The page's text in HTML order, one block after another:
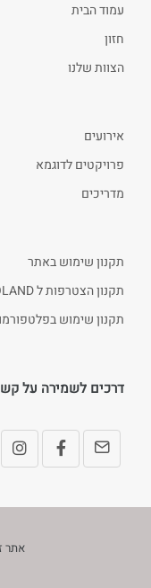
עמוד הבית
חזון
הצוות שלנו
אירועים
פרויקטים לדוגמא
מדריכים
תקנון שימוש באתר
תקנון הצטרפות ל BIZCOLAND
תקנון שימוש
דרכים לשמירה על
אתר